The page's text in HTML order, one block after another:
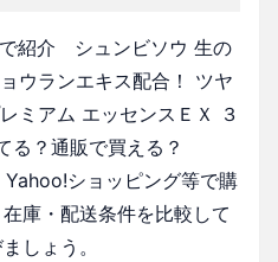
紹介 シュンビソウ 生の
ウランエキス配合！ ツヤ
ミアム エッセンスＥＸ ３
る？通販で買える？
ショッピング等で購
庫・配送条件を比較して
しょう。